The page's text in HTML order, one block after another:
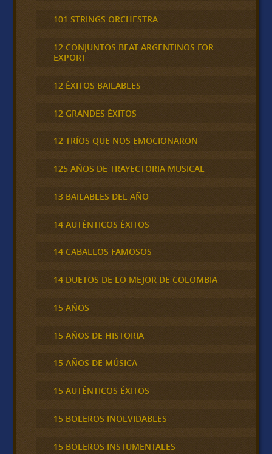
101 STRINGS ORCHESTRA
12 CONJUNTOS BEAT ARGENTINOS FOR
EXPORT
12 ÉXITOS BAILABLES
12 GRANDES ÉXITOS
12 TRÍOS QUE NOS EMOCIONARON
125 AÑOS DE TRAYECTORIA MUSICAL
13 BAILABLES DEL AÑO
14 AUTÉNTICOS ÉXITOS
14 CABALLOS FAMOSOS
14 DUETOS DE LO MEJOR DE COLOMBIA
15 AÑOS
15 AÑOS DE HISTORIA
15 AÑOS DE MÚSICA
15 AUTÉNTICOS ÉXITOS
15 BOLEROS INOLVIDABLES
15 BOLEROS INSTUMENTALES